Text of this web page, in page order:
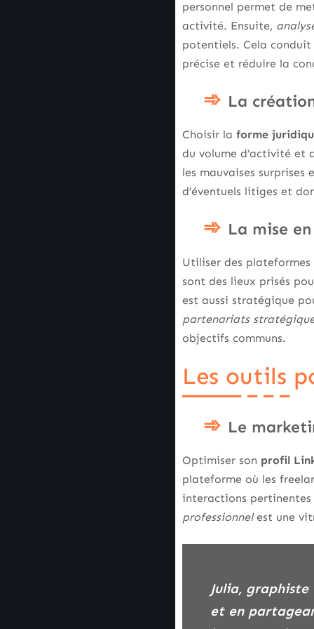
personnel permet de
activité. Ensuite,
potentiels. Cela
précise et réduire la
La
Choisir la forme
du volume d’activité et
les mauvaises surprises
d’éventuels litiges et
La mise
Utiliser des
sont des lieux prisés
est aussi stratégique
partenariats
objectifs communs.
Les outils
Le
Optimiser son profil
plateforme où les
interactions
professionnelest une
Julia, graphiste freelance, a transformé sa carrière en optimisant son profil LinkedIn
et en